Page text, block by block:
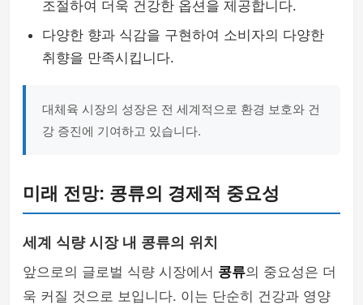
조절하여 더욱 건강한 옵션을 제공합니다.
다양한 향과 식감을 구현하여 소비자의 다양한
취향을 만족시킵니다.
대체육 시장의 성장은 전 세계적으로 환경 보호와 건
강 증진에 기여하고 있습니다.
미래 전망: 콩류의 경제적 중요성
세계 식량 시장 내 콩류의 위치
앞으로의 글로벌 식량 시장에서 콩류의 중요성은 더
욱 커질 것으로 보입니다. 이는 단순히 건강과 영양